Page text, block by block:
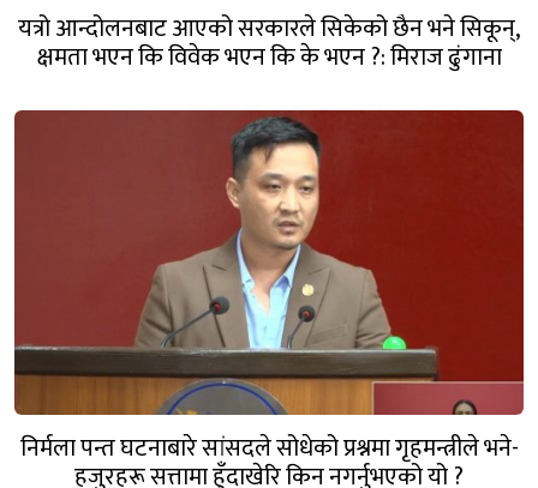
यत्रो आन्दोलनबाट आएको सरकारले सिकेको छैन भने सिकून्,
क्षमता भएन कि विवेक भएन कि के भएन ?: मिराज ढुंगाना
निर्मला पन्त घटनाबारे सांसदले सोधेको प्रश्नमा गृहमन्त्रीले भने-
हजुरहरू सत्तामा हुँदाखेरि किन नगर्नुभएको यो ?